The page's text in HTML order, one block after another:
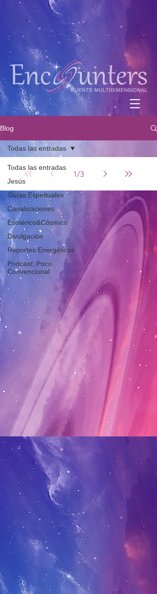
Blog
Todas las entradas
Jesús
Guías Espirituales
Canalizaciones
Esotérico&Cósmico
Divulgación
Reportes Energéticos
Podcast: Poco
Convencional
Todas las entradas
1/3